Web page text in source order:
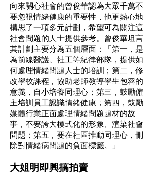
向來關心社會的曾俊華認為大眾千萬不
要忽視情緒健康的重要性，他更熱心地
構思了一項多元計劃，希望可為關注這
社會問題的人士提供參考。曾俊華坦言
其計劃主要分為五個層面：「第一，是
為前線醫護、社工等紀律部隊，提供如
何處理情緒問題人士的培訓；第二，修
改學校課程，協助老師教導學生包容的
意義，自小培養同理心；第三，鼓勵僱
主培訓員工認識情緒健康；第四，鼓勵
媒體行業正面處理情緒問題題材的故
事，不要誇大模式化的形象、渲染社會
問題；第五，要在社區推動同理心，刪
除對情緒病問題的負面標籤。」
大姐明即興搞拍賣